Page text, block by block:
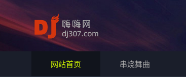
网站首页 串烧舞曲